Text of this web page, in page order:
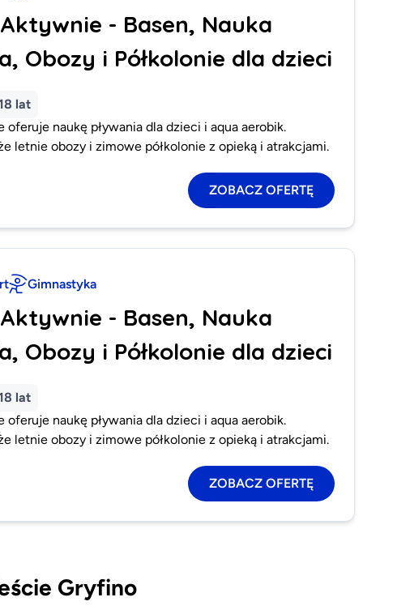
- Basen, Nauka
Obozy i Półkolonie dla dzieci
lat
oferuje naukę pływania dla dzieci i aqua aerobik.
letnie obozy i zimowe półkolonie z opieką i atrakcjami.
ZOBACZ OFERTĘ
Gimnastyka
- Basen, Nauka
Obozy i Półkolonie dla dzieci
lat
oferuje naukę pływania dla dzieci i aqua aerobik.
letnie obozy i zimowe półkolonie z opieką i atrakcjami.
ZOBACZ OFERTĘ
Gryfino